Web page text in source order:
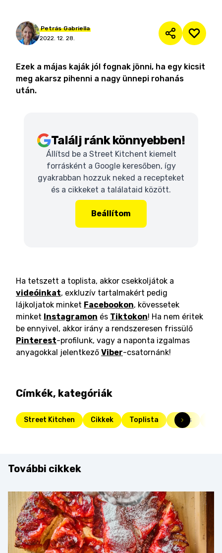
Petrás Gabriella
2022. 12. 28.
Ezek a májas kaják jól fognak jönni, ha egy kicsit
meg akarsz pihenni a nagy ünnepi rohanás
után.
Találj ránk könnyebben!
Állítsd be a Street Kitchent kiemelt
forrásként a Google keresőben, így
gyakrabban hozzuk neked a recepteket
és a cikkeket a találataid között.
Beállítom
Ha tetszett a toplista, akkor csekkoljátok a
videóinkat, exkluzív tartalmakért pedig
lájkoljatok minket Facebookon, kövessetek
minket Instagramon és Tiktokon! Ha nem éritek
be ennyivel, akkor irány a rendszeresen frissülő
Pinterest-profilunk, vagy a naponta izgalmas
anyagokkal jelentkező Viber-csatornánk!
Címkék, kategóriák
Street Kitchen Cikkek Toplista Friss
További cikkek